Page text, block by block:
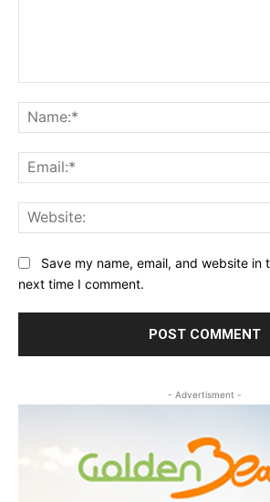
Save my name, email, and website in
next time I comment.
- Advertisment -